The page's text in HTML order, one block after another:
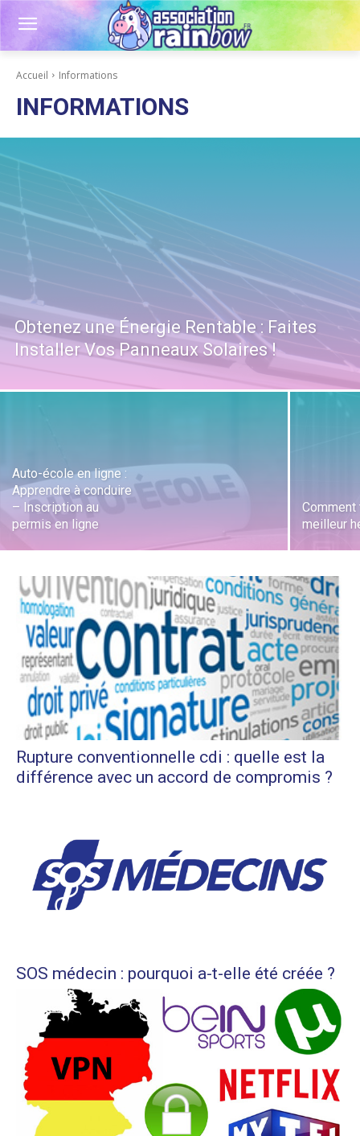
Accueil Informations
INFORMATIONS
Obtenez une Énergie Rentable : Faites
Installer Vos Panneaux Solaires !
Auto-école en ligne :
Apprendre à conduire
– Inscription au
permis en ligne
meilleur
Rupture conventionnelle cdi : quelle est la
différence avec un accord de compromis ?
SOS médecin : pourquoi a-t-elle été créée ?